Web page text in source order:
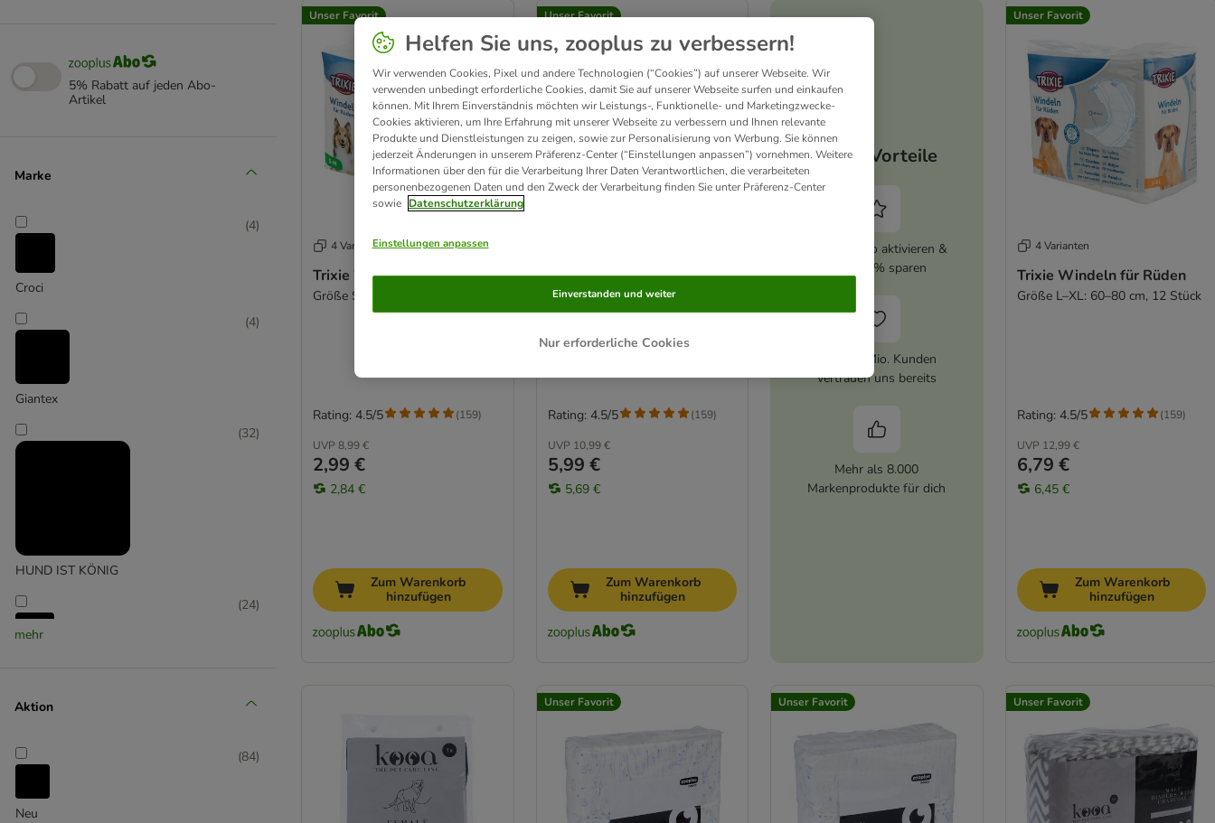
5% Rabatt auf jeden Abo-
Artikel
Marke
Croci
(4)
Giantex
(4)
HUND IST KÖNIG
(32)
(24)
Nature Pet
44)
mehr
Aktion
Neu
(84)
Unser Favorit
4 Varianten
Trixie Windeln für Rüden
Größe S–M: 30–46 cm, 12 Stück
UVP 8,99 €
2,99 €
2,84 €
Rating: 4.5/5 (159)
Zum Warenkorb
hinzufügen
Unser Favorit
Trixie Windeln für Rüden
Größe M–L: 46–60 cm, 12 Stück
UVP 10,99 €
5,99 €
5,69 €
Rating: 4.5/5 (159)
Zum Warenkorb
hinzufügen
Deine Vorteile
zooplus Abo aktivieren &
immer 5% sparen
Über 10 Mio. Kunden
vertrauen uns bereits
Mehr als 8.000
Markenprodukte für dich
Unser Favorit
4 Varianten
Trixie Windeln für Rüden
Größe L–XL: 60–80 cm, 12 Stück
UVP 12,99 €
6,79 €
6,45 €
Rating: 4.5/5 (159)
Zum Warenkorb
hinzufügen
Unser Favorit Unser Favorit Unser Favorit
Helfen Sie uns, zooplus zu verbessern!
Wir verwenden Cookies, Pixel und andere Technologien (“Cookies”) auf unserer Webseite. Wir
verwenden unbedingt erforderliche Cookies, damit Sie auf unserer Webseite surfen und einkaufen
können. Mit Ihrem Einverständnis möchten wir Leistungs-, Funktionelle- und Marketingzwecke-
Cookies aktivieren, um Ihre Erfahrung mit unserer Webseite zu verbessern und Ihnen relevante
Produkte und Dienstleistungen zu zeigen, sowie zur Personalisierung von Werbung. Sie können
jederzeit Änderungen in unserem Präferenz-Center (“Einstellungen anpassen”) vornehmen. Weitere
Informationen über den für die Verarbeitung Ihrer Daten Verantwortlichen, die verarbeiteten
personenbezogenen Daten und den Zweck der Verarbeitung finden Sie unter Präferenz-Center
sowie Datenschutzerklärung
Einstellungen anpassen
Nur erforderliche Cookies
Einverstanden und weiter